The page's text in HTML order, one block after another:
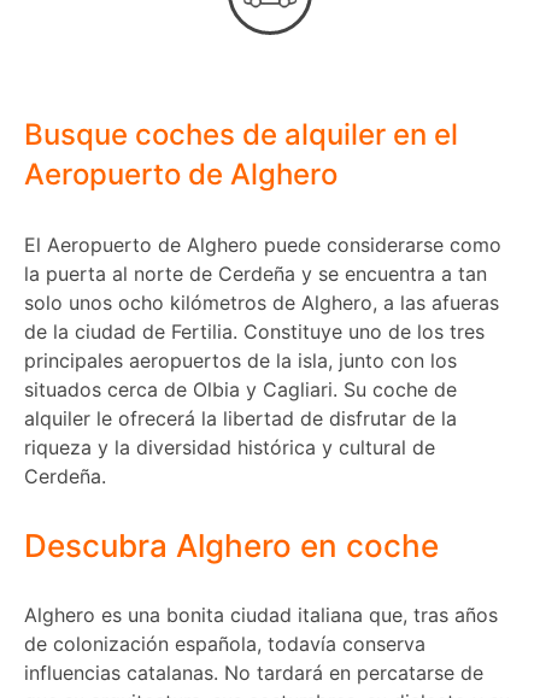
Busque coches de alquiler en el
Aeropuerto de Alghero
El Aeropuerto de Alghero puede considerarse como
la puerta al norte de Cerdeña y se encuentra a tan
solo unos ocho kilómetros de Alghero, a las afueras
de la ciudad de Fertilia. Constituye uno de los tres
principales aeropuertos de la isla, junto con los
situados cerca de Olbia y Cagliari. Su coche de
alquiler le ofrecerá la libertad de disfrutar de la
riqueza y la diversidad histórica y cultural de
Cerdeña.
Descubra Alghero en coche
Alghero es una bonita ciudad italiana que, tras años
de colonización española, todavía conserva
influencias catalanas. No tardará en percatarse de